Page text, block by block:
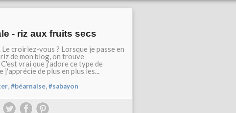
- riz aux fruits secs
croiriez-vous ? Lorsque je passe en
de mon blog, on trouve
vrai que j'adore ce type de
j'apprécie de plus en plus les...
,#béarnaise,#sabayon